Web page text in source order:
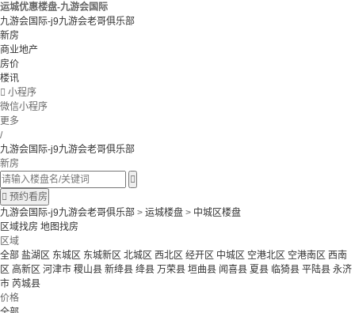
运城优惠楼盘-九游会国际
九游会国际-j9九游会老哥俱乐部
新房
商业地产
房价
楼讯
 小程序
微信小程序
更多
/
九游会国际-j9九游会老哥俱乐部
新房

 预约看房
九游会国际-j9九游会老哥俱乐部 > 运城楼盘 > 中城区楼盘
区域找房 地图找房
区域
全部 盐湖区 东城区 东城新区 北城区 西北区 经开区 中城区 空港北区 空港南区 西南
区 高新区 河津市 稷山县 新绛县 绛县 万荣县 垣曲县 闻喜县 夏县 临猗县 平陆县 永济
市 芮城县
价格